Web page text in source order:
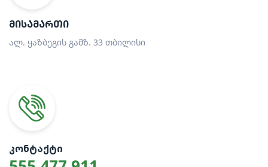
ᲛᲘᲡᲐᲛᲐᲠᲗᲘ
ალ. ყაზბეგის გამზ. 33 თბილისი
ᲙᲝᲜᲢᲐᲥᲢᲘ